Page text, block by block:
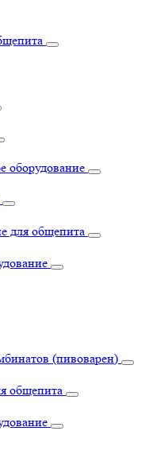
оборудование
для общепита
(пивоварен)
общепита